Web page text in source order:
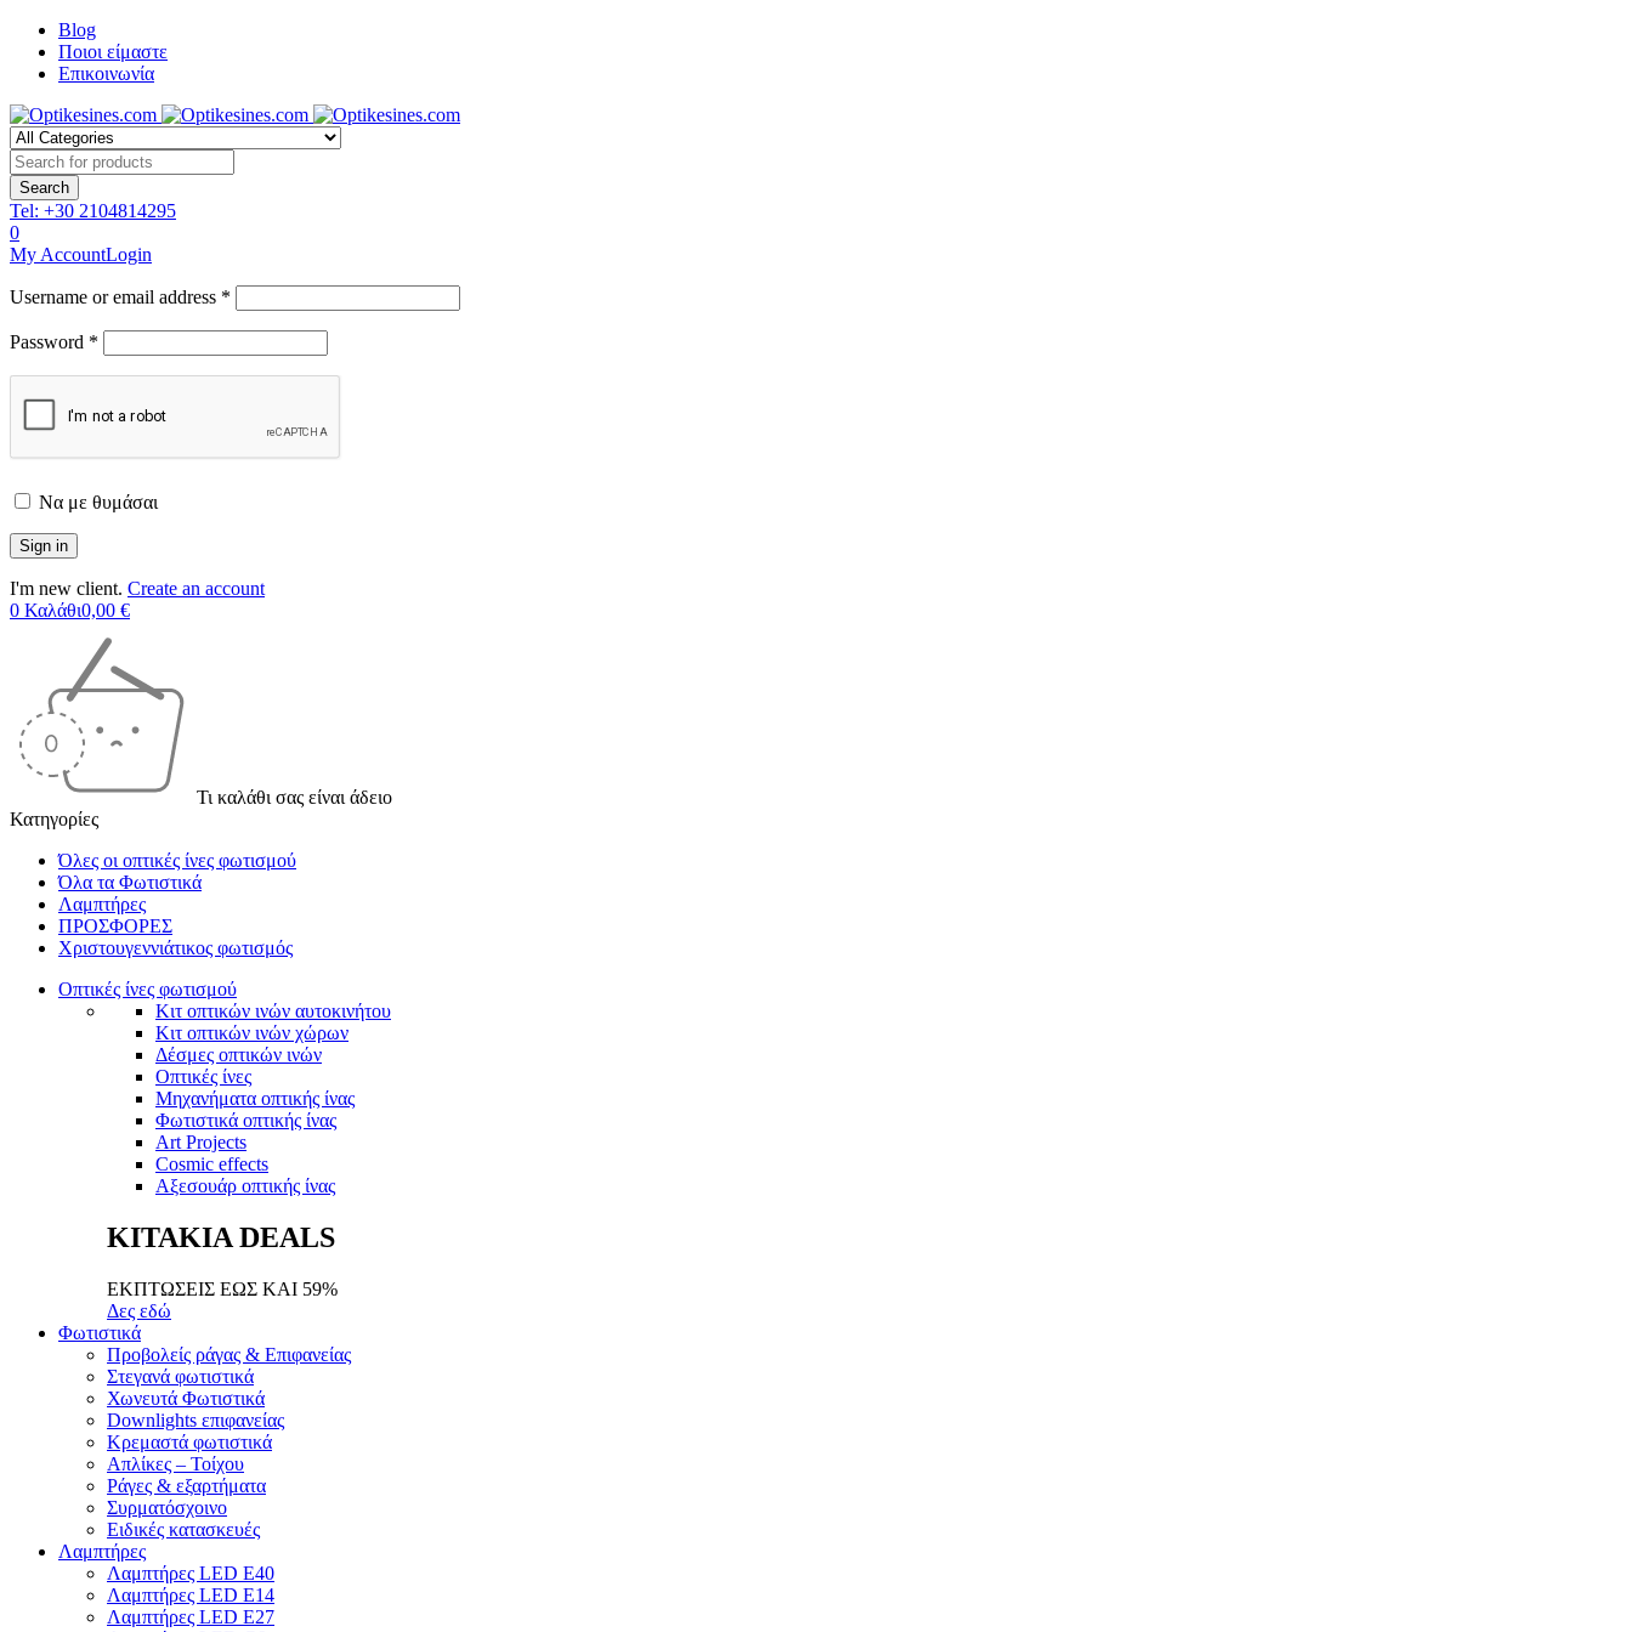
Blog
Ποιοι είμαστε
Επικοινωνία
Tel: +30 2104814295
0
My AccountLogin
Username or email address *
Password *
Να με θυμάσαι
I'm new client. Create an account
0 Καλάθι0,00 €
Τι καλάθι σας είναι άδειο
Κατηγορίες
Όλες οι οπτικές ίνες φωτισμού
Όλα τα Φωτιστικά
Λαμπτήρες
ΠΡΟΣΦΟΡΕΣ
Χριστουγεννιάτικος φωτισμός
Οπτικές ίνες φωτισμού
Κιτ οπτικών ινών αυτοκινήτου
Κιτ οπτικών ινών χώρων
Δέσμες οπτικών ινών
Οπτικές ίνες
Μηχανήματα οπτικής ίνας
Φωτιστικά οπτικής ίνας
Art Projects
Cosmic effects
Αξεσουάρ οπτικής ίνας
ΚΙΤΑΚΙΑ DEALS
ΕΚΠΤΩΣΕΙΣ ΕΩΣ ΚΑΙ 59%
Δες εδώ
Φωτιστικά
Προβολείς ράγας & Επιφανείας
Στεγανά φωτιστικά
Χωνευτά Φωτιστικά
Downlights επιφανείας
Κρεμαστά φωτιστικά
Απλίκες – Τοίχου
Ράγες & εξαρτήματα
Συρματόσχοινο
Ειδικές κατασκευές
Λαμπτήρες
Λαμπτήρες LED E40
Λαμπτήρες LED E14
Λαμπτήρες LED E27